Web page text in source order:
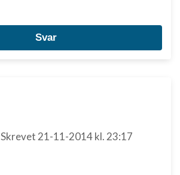
Svar
Skrevet 21-11-2014kl. 23:17